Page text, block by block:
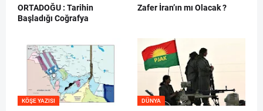
ORTADOĞU : Tarihin
Başladığı Coğrafya
Zafer İran’ın mı Olacak ?
KÖŞE YAZISI DÜNYA